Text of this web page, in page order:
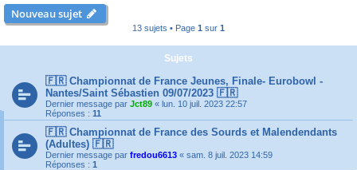
Nouveau sujet
13 sujets • Page 1 sur 1
Sujets
🇫🇷 Championnat de France Jeunes, Finale- Eurobowl -
Nantes/Saint Sébastien 09/07/2023 🇫🇷
Dernier message par Jct89 « lun. 10 juil. 2023 22:57
Réponses : 11
🇫🇷 Championnat de France des Sourds et Malendendants
(Adultes) 🇫🇷
Dernier message par fredou6613 « sam. 8 juil. 2023 14:59
Réponses : 1